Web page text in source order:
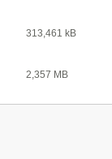
313,461 kB
2,357 MB